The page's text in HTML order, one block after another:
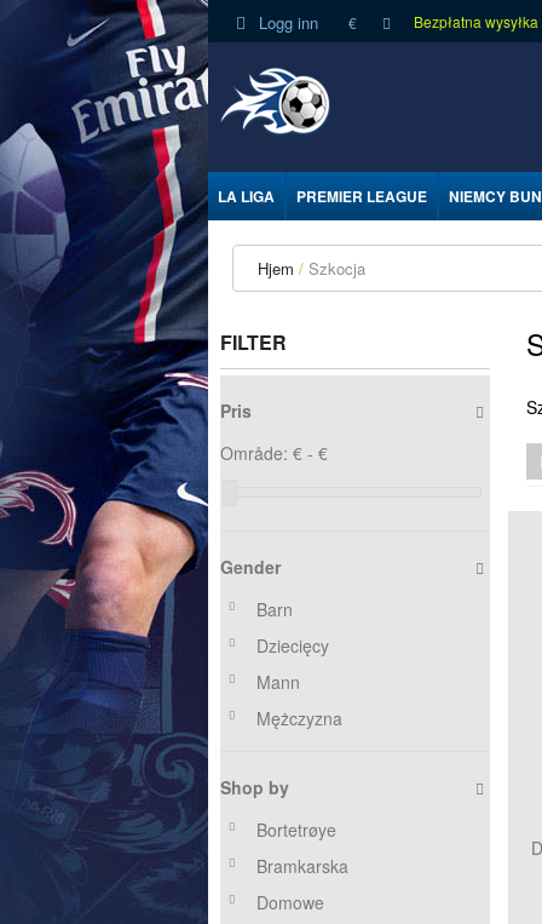
Logg inn € Bezpłatna
LA LIGA PREMIER LEAGUE NIEMCY
Hjem Szkocja
FILTER
Pris
Område: € - €
Gender
Barn
Dziecięcy
Mann
Mężczyzna
Shop by
Bortetrøye
Bramkarska
Domowe